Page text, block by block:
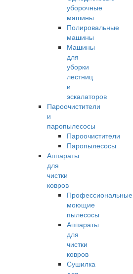
уборочные
машины
Полировальные
машины
Машины
для
уборки
лестниц
и
эскалаторов
Пароочистители
и
паропылесосы
Пароочистители
Паропылесосы
Аппараты
для
чистки
ковров
Профессиональные
моющие
пылесосы
Аппараты
для
чистки
ковров
Сушилка